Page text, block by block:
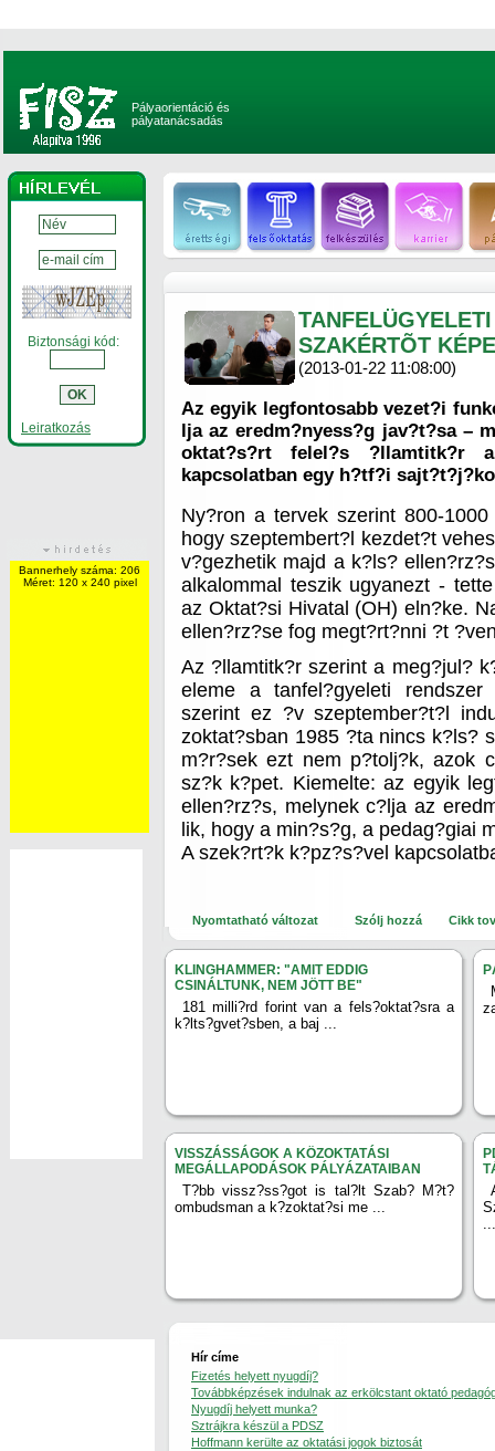
Pályaorientáció és
pályatanácsadás
Biztonsági kód:
Leiratkozás
Bannerhely száma: 206
Méret: 120 x 240 pixel
SZAKÉRTÕT
(2013-01-22 11:08:00)
Az egyik legfontosabb vezet?i
lja az eredm?nyess?g jav?t?sa –
oktat?s?rt felel?s ?llamtitk?r
kapcsolatban egy h?tf?i
Ny?ron a tervek szerint 800-
hogy szeptembert?l kezdet?t
v?gezhetik majd a k?ls?
alkalommal teszik ugyanezt -
az Oktat?si Hivatal (OH) eln?ke.
ellen?rz?se fog megt?rt?nni ?t
Az ?llamtitk?r szerint a meg?jul?
eleme a tanfel?gyeleti
szerint ez ?v szeptember?t?l
zoktat?sban 1985 ?ta nincs k?ls?
m?r?sek ezt nem p?tolj?k, azok
sz?k k?pet. Kiemelte: az egyik
ellen?rz?s, melynek c?lja az
lik, hogy a min?s?g, a pedag?giai
A szek?rt?k k?pz?s?vel
Nyomtatható változat Szólj hozzá Cikk
KLINGHAMMER: "AMIT EDDIG
CSINÁLTUNK, NEM JÖTT BE"
181 milli?rd forint van a fels?oktat?sra a
k?lts?gvet?sben, a baj ...
VISSZÁSSÁGOK A KÖZOKTATÁSI
MEGÁLLAPODÁSOK PÁLYÁZATAIBAN
T?bb vissz?ss?got is tal?lt Szab? M?t?
ombudsman a k?zoktat?si me ...
...
Hír címe
Fizetés helyett nyugdíj?
Továbbképzések indulnak az erkölcstant oktató
Nyugdíj helyett munka?
Sztrájkra készül a PDSZ
Hoffmann kerülte az oktatási jogok biztosát